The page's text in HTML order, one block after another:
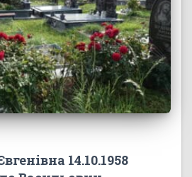
14.10.1958